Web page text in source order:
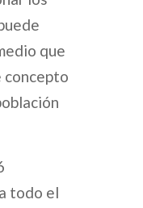
que
concepto
todo el